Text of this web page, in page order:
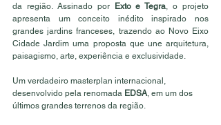
da região. Assinado por
Exto e Tegra, o projeto
apresenta um conceito inédito inspirado nos
grandes jardins franceses, trazendo ao Novo Eixo
Cidade Jardim uma proposta que une arquitetura,
paisagismo, arte, experiência e exclusividade.
Um verdadeiro masterplan internacional,
desenvolvido pela renomada EDSA, em um dos
últimos grandes terrenos da região.